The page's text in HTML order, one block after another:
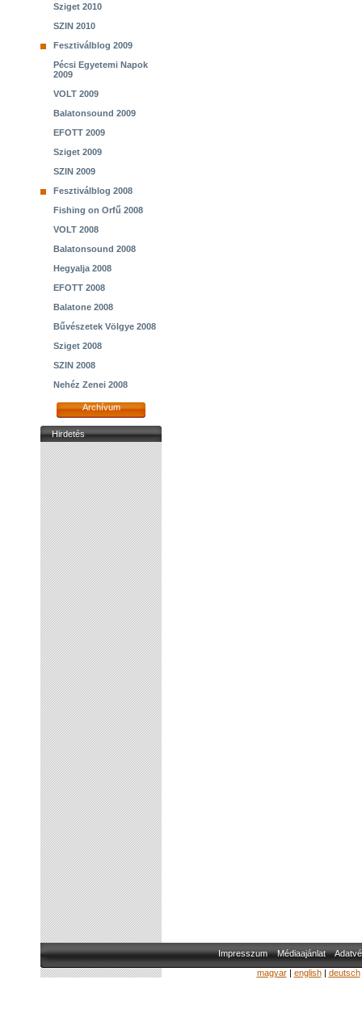
Sziget 2010
SZIN 2010
Fesztiválblog 2009
Pécsi Egyetemi Napok
2009
VOLT 2009
Balatonsound 2009
EFOTT 2009
Sziget 2009
SZIN 2009
Fesztiválblog 2008
Fishing on Orfű 2008
VOLT 2008
Balatonsound 2008
Hegyalja 2008
EFOTT 2008
Balatone 2008
Bűvészetek Völgye 2008
Sziget 2008
SZIN 2008
Nehéz Zenei 2008
Archívum
Hirdetés
Impresszum Médiaajánlat
magyar| english| deutsch